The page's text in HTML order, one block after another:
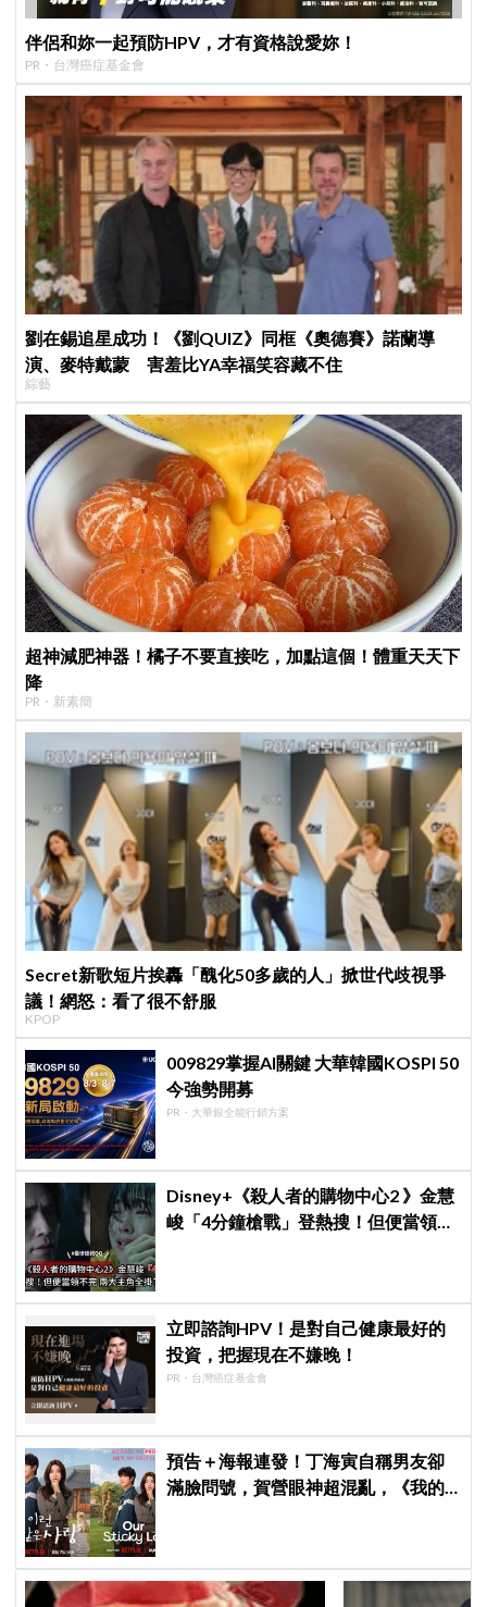
伴侶和妳一起預防HPV，才有資格說愛妳！
PR・台灣癌症基金會
劉在錫追星成功！《劉QUIZ》同框《奧德賽》諾蘭導
演、麥特戴蒙 害羞比YA幸福笑容藏不住
綜藝
超神減肥神器！橘子不要直接吃，加點這個！體重天天下
降
PR・新素簡
Secret新歌短片挨轟「醜化50多歲的人」掀世代歧視爭
議！網怒：看了很不舒服
KPOP
009829掌握AI關鍵 大華韓國KOSPI 50
今強勢開募
PR・大華銀全能行銷方案
Disney+《殺人者的購物中心2 》金慧
峻「4分鐘槍戰」登熱搜！但便當領不
立即諮詢HPV！是對自己健康最好的
投資，把握現在不嫌晚！
PR・台灣癌症基金會
預告＋海報連發！丁海寅自稱男友卻
滿臉問號，賀營眼神超混亂，《我的